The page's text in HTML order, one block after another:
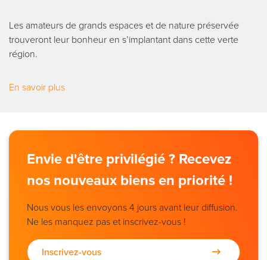
Les amateurs de grands espaces et de nature préservée
trouveront leur bonheur en s’implantant dans cette verte
région.
En savoir plus
Envie d'être privilégié ? Recevez
nos nouveaux biens en priorité !
Nous vous les envoyons 4 jours avant leur diffusion.
Ne les manquez pas et inscrivez-vous !
Inscrivez-vous